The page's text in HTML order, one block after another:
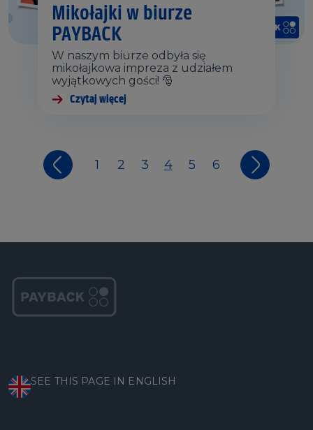
Mikołajki w biurze
PAYBACK
W naszym biurze odbyła się
mikołajkowa impreza z udziałem
wyjątkowych gości! 🎅
Czytaj więcej
1 2 3 4 5 6
SEE THIS PAGE IN ENGLISH